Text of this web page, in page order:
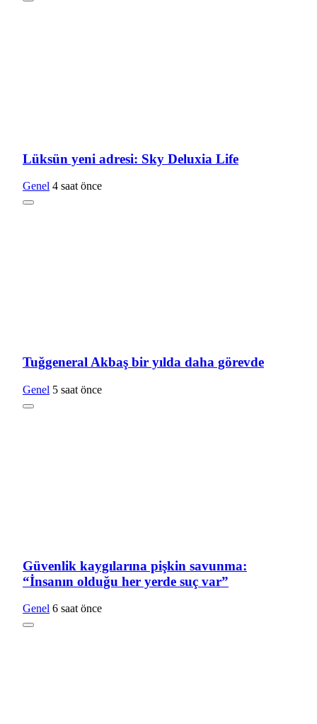
Lüksün yeni adresi: Sky Deluxia Life
Genel 4 saat önce
Tuğgeneral Akbaş bir yılda daha görevde
Genel 5 saat önce
Güvenlik kaygılarına pişkin savunma:
“İnsanın olduğu her yerde suç var”
Genel 6 saat önce